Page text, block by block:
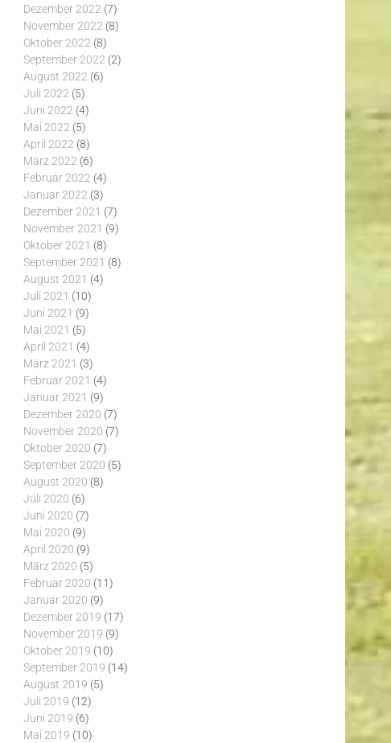
Dezember 2022 (7)
November 2022 (8)
Oktober 2022 (8)
September 2022 (2)
August 2022 (6)
Juli 2022 (5)
Juni 2022 (4)
Mai 2022 (5)
April 2022 (8)
März 2022 (6)
Februar 2022 (4)
Januar 2022 (3)
Dezember 2021 (7)
November 2021 (9)
Oktober 2021 (8)
September 2021 (8)
August 2021 (4)
Juli 2021 (10)
Juni 2021 (9)
Mai 2021 (5)
April 2021 (4)
März 2021 (3)
Februar 2021 (4)
Januar 2021 (9)
Dezember 2020 (7)
November 2020 (7)
Oktober 2020 (7)
September 2020 (5)
August 2020 (8)
Juli 2020 (6)
Juni 2020 (7)
Mai 2020 (9)
April 2020 (9)
März 2020 (5)
Februar 2020 (11)
Januar 2020 (9)
Dezember 2019 (17)
November 2019 (9)
Oktober 2019 (10)
September 2019 (14)
August 2019 (5)
Juli 2019 (12)
Juni 2019 (6)
Mai 2019 (10)